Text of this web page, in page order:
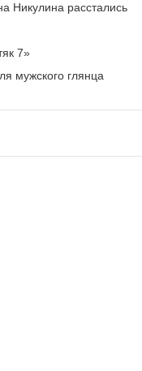
Никулина расстались
7»
мужского глянца